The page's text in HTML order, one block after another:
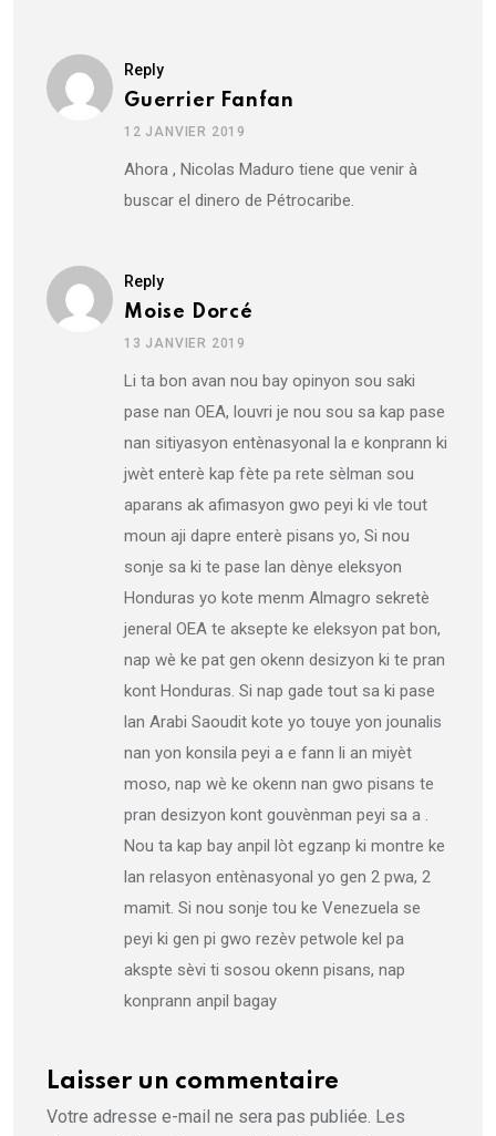
Reply
Guerrier Fanfan
12 JANVIER 2019
Ahora , Nicolas Maduro tiene que venir à
buscar el dinero de Pétrocaribe.
Reply
Moise Dorcé
13 JANVIER 2019
Li ta bon avan nou bay opinyon sou saki
pase nan OEA, louvri je nou sou sa kap pase
nan sitiyasyon entènasyonal la e konprann ki
jwèt enterè kap fète pa rete sèlman sou
aparans ak afimasyon gwo peyi ki vle tout
moun aji dapre enterè pisans yo, Si nou
sonje sa ki te pase lan dènye eleksyon
Honduras yo kote menm Almagro sekretè
jeneral OEA te aksepte ke eleksyon pat bon,
nap wè ke pat gen okenn desizyon ki te pran
kont Honduras. Si nap gade tout sa ki pase
lan Arabi Saoudit kote yo touye yon jounalis
nan yon konsila peyi a e fann li an miyèt
moso, nap wè ke okenn nan gwo pisans te
pran desizyon kont gouvènman peyi sa a .
Nou ta kap bay anpil lòt egzanp ki montre ke
lan relasyon entènasyonal yo gen 2 pwa, 2
mamit. Si nou sonje tou ke Venezuela se
peyi ki gen pi gwo rezèv petwole kel pa
akspte sèvi ti sosou okenn pisans, nap
konprann anpil bagay
Laisser un commentaire
Votre adresse e-mail ne sera pas publiée. Les